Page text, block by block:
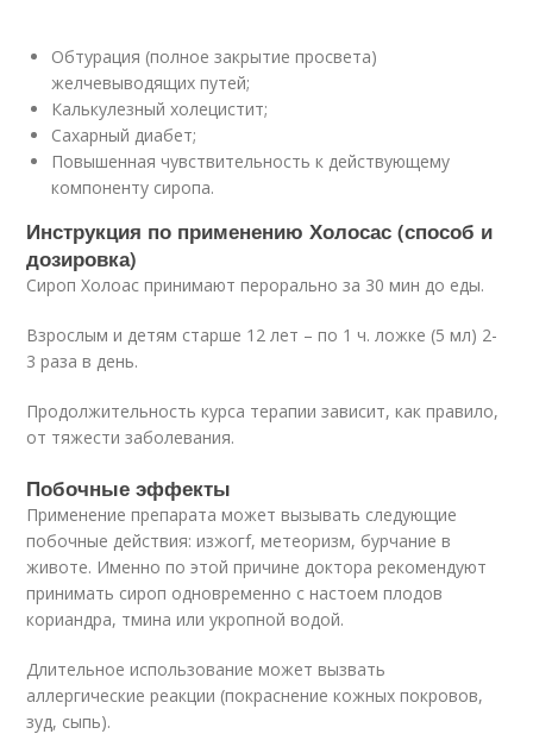
Обтурация (полное закрытие просвета)
желчевыводящих путей;
Калькулезный холецистит;
Сахарный диабет;
Повышенная чувствительность к действующему
компоненту сиропа.
Инструкция по применению Холосас (способ и
дозировка)
Сироп Холоас принимают перорально за 30 мин до еды.
Взрослым и детям старше 12 лет – по 1 ч. ложке (5 мл) 2-
3 раза в день.
Продолжительность курса терапии зависит, как правило,
от тяжести заболевания.
Побочные эффекты
Применение препарата может вызывать следующие
побочные действия: изжогf, метеоризм, бурчание в
животе. Именно по этой причине доктора рекомендуют
принимать сироп одновременно с настоем плодов
кориандра, тмина или укропной водой.
Длительное использование может вызвать
аллергические реакции (покраснение кожных покровов,
зуд, сыпь).